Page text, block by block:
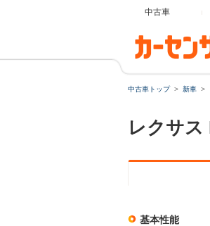
中古車
中古車トップ 新車
レクサス
基本性能